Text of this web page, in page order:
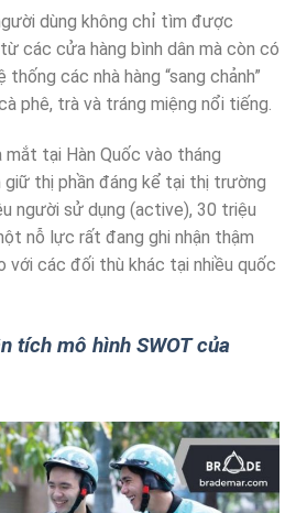
dùng không chỉ tìm được
các cửa hàng bình dân mà còn có
các nhà hàng “sang chảnh”
phê, trà và tráng miệng nổi tiếng.
mắt tại Hàn Quốc vào tháng
giữ thị phần đáng kể tại thị trường
người sử dụng (active), 30 triệu
nỗ lực rất đang ghi nhận thậm
các đối thù khác tại nhiều quốc
tích mô hình SWOT của